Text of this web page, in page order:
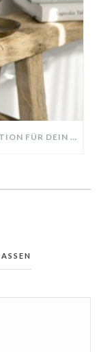
SCHLAFZIMMER MAKEOVER – INSPIRATION FÜR DEIN SCHLAFZIMMER: AUS ALT MACH NEU – HELL, GEMÜTLICH UND EINLADEND